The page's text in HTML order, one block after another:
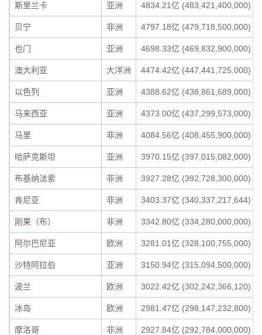
斯里兰卡 亚洲 4834.21亿 (483,421,400,000)
贝宁 非洲 4797.18亿 (479,718,500,000)
也门 亚洲 4698.33亿 (469,832,900,000)
澳大利亚 大洋洲 4474.42亿 (447,441,725,000)
以色列 亚洲 4388.62亿 (438,861,689,000)
马来西亚 亚洲 4373.00亿 (437,299,573,000)
马里 非洲 4084.56亿 (408,455,900,000)
哈萨克斯坦 亚洲 3970.15亿 (397,015,082,000)
布基纳法索 非洲 3927.28亿 (392,728,300,000)
肯尼亚 非洲 3403.37亿 (340,337,217,644)
刚果（布） 非洲 3342.80亿 (334,280,000,000)
阿尔巴尼亚 欧洲 3281.01亿 (328,100,755,000)
沙特阿拉伯 亚洲 3150.94亿 (315,094,500,000)
波兰 欧洲 3022.42亿 (302,242,366,120)
冰岛 欧洲 2981.47亿 (298,147,232,800)
摩洛哥 非洲 2927.84亿 (292,784,000,000)